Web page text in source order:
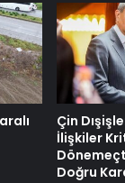
Çin
İlişkiler
Doğru